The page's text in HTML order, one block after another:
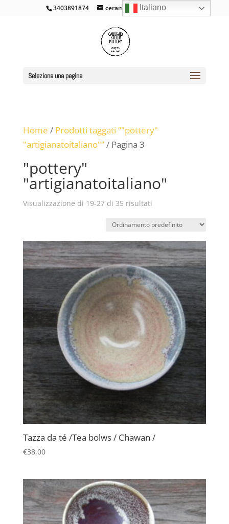
3403891874 ceramicacross@gmail.com
Seleziona una pagina
Home / Prodotti taggati “"pottery"
"artigianatoitaliano"”/ Pagina 3
"pottery"
"artigianatoitaliano"
Visualizzazione di 19-27 di 35 risultati
Tazza da té /Tea bolws / Chawan /
€38,00
Italiano